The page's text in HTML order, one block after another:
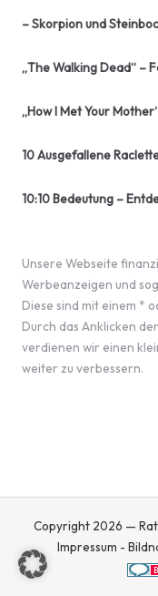
– Skorpion und
„The Walking Dead“ –
„How I Met Your
10 Ausgefallene
10:10 Bedeutung –
Unsere Webseite
Werbeanzeigen und
Diese sind mit einem *
Durch das Anklicken
verdienen wir einen
weiter zu verbessern.
Copyright 2026 —
Impressum -